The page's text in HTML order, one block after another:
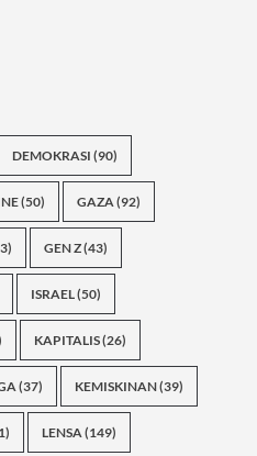
DEMOKRASI (90)
(50) GAZA(92)
GEN Z(43)
ISRAEL(50)
KAPITALIS(26)
(37) KEMISKINAN(39)
LENSA(149)